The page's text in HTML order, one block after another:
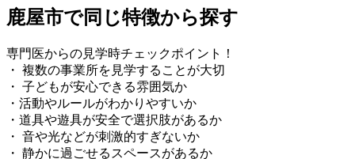
鹿屋市で同じ特徴から探す
専門医からの見学時チェックポイント！
・ 複数の事業所を見学することが大切
・ 子どもが安心できる雰囲気か
・活動やルールがわかりやすいか
・道具や遊具が安全で選択肢があるか
・ 音や光などが刺激的すぎないか
・ 静かに過ごせるスペースがあるか